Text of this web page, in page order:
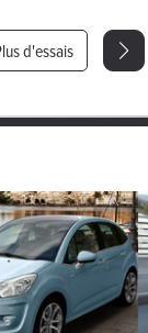
d'essais